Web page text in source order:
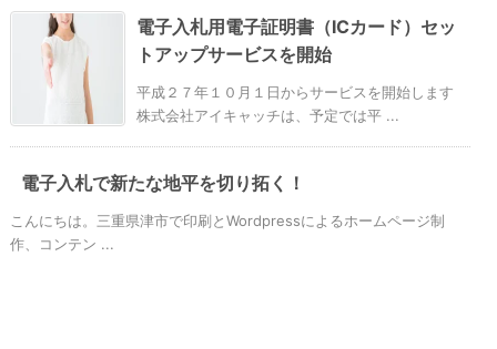
電子入札用電子証明書（ICカード）セッ
トアップサービスを開始
平成２７年１０月１日からサービスを開始します
株式会社アイキャッチは、予定では平 ...
電子入札で新たな地平を切り拓く！
こんにちは。三重県津市で印刷とWordpressによるホームページ制
作、コンテン ...